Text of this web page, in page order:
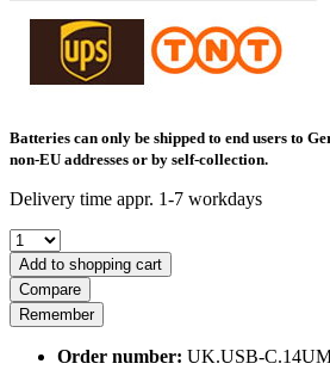
Batteries can only be shipped to end users to
non-EU addresses or by self-collection.
Delivery time appr. 1-7 workdays
Add to shopping cart
Compare
Remember
Order number: UK.USB-